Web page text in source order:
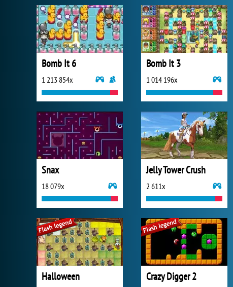
Bomb It 6
1 213 854x
Bomb It 3
1 014 196x
Snax
18 079x
Jelly Tower Crush
2 611x
Halloween Crazy Digger 2